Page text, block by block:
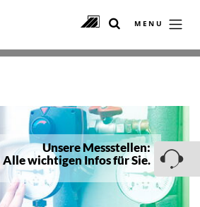
MENU
Unsere Messstellen:
Alle wichtigen Infos für Sie.